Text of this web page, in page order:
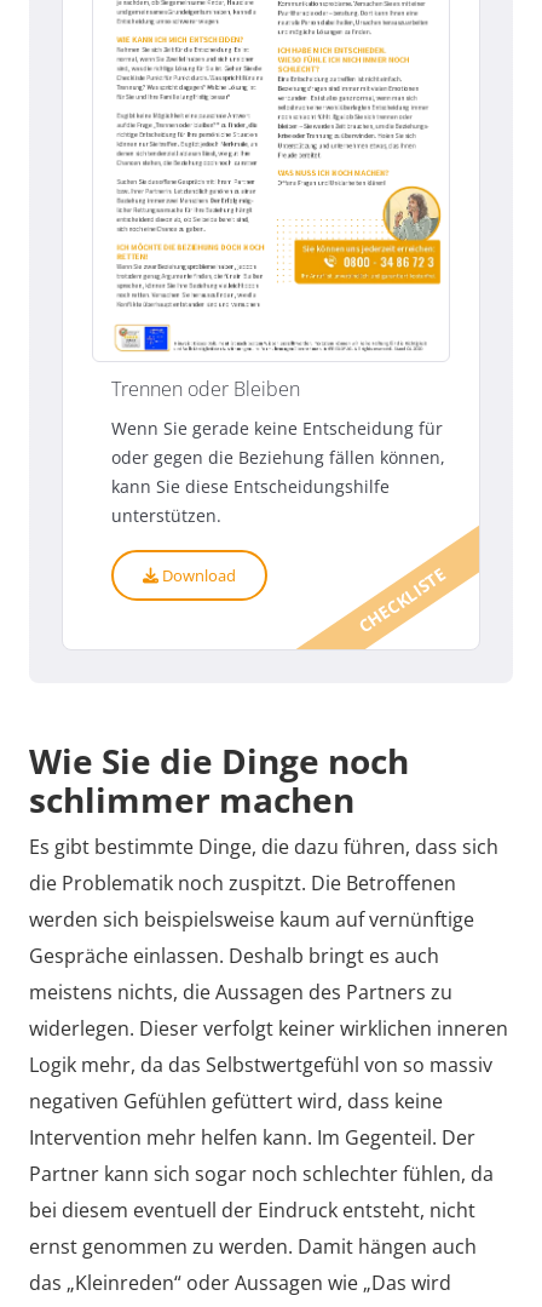
CHECKLISTE
Trennen oder Bleiben
Wenn Sie gerade keine Entscheidung für
oder gegen die Beziehung fällen können,
kann Sie diese Entscheidungshilfe
unterstützen.
Download
Wie Sie die Dinge noch
schlimmer machen
Es gibt bestimmte Dinge, die dazu führen, dass sich
die Problematik noch zuspitzt. Die Betroffenen
werden sich beispielsweise kaum auf vernünftige
Gespräche einlassen. Deshalb bringt es auch
meistens nichts, die Aussagen des Partners zu
widerlegen. Dieser verfolgt keiner wirklichen inneren
Logik mehr, da das Selbstwertgefühl von so massiv
negativen Gefühlen gefüttert wird, dass keine
Intervention mehr helfen kann. Im Gegenteil. Der
Partner kann sich sogar noch schlechter fühlen, da
bei diesem eventuell der Eindruck entsteht, nicht
ernst genommen zu werden. Damit hängen auch
das „Kleinreden“ oder Aussagen wie „Das wird